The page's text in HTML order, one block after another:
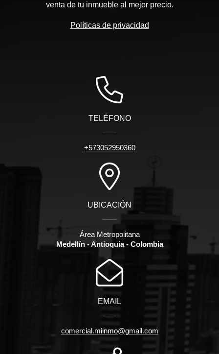
venta de tu inmueble al mejor precio.
Políticas de privacidad
TELÉFONO
+573052950360
UBICACIÓN
Área Metropolitana
Medellín - Antioquia - Colombia
EMAIL
comercial.miinmo@gmail.com